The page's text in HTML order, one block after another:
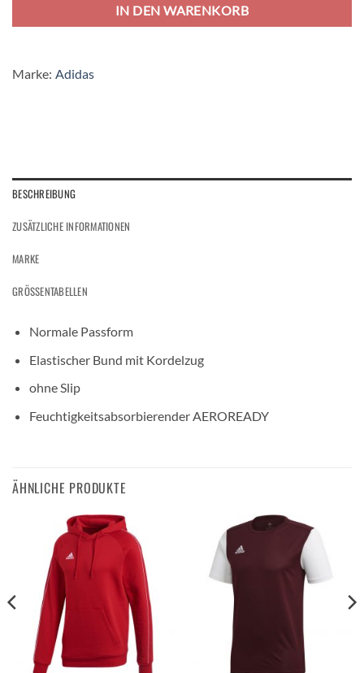
IN DEN WARENKORB
Marke: Adidas
BESCHREIBUNG
ZUSÄTZLICHE INFORMATIONEN
MARKE
GRÖSSENTABELLEN
Normale Passform
Elastischer Bund mit Kordelzug
ohne Slip
Feuchtigkeitsabsorbierender AEROREADY
ÄHNLICHE PRODUKTE